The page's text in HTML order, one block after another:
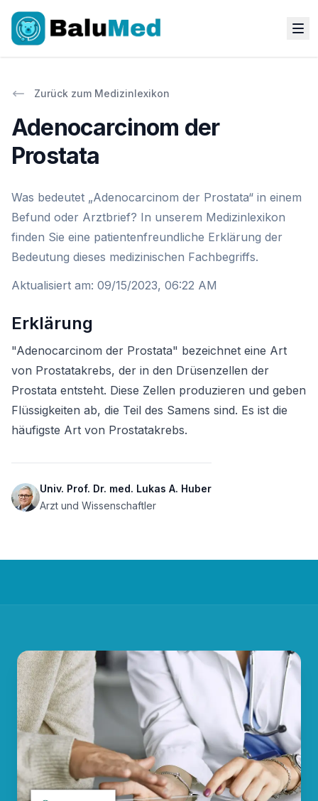
Zurück zum Medizinlexikon
Adenocarcinom der
Prostata
Was bedeutet „Adenocarcinom der Prostata“ in einem
Befund oder Arztbrief? In unserem Medizinlexikon
finden Sie eine patientenfreundliche Erklärung der
Bedeutung dieses medizinischen Fachbegriffs.
Aktualisiert am: 09/15/2023, 06:22 AM
Erklärung
"Adenocarcinom der Prostata" bezeichnet eine Art
von Prostatakrebs, der in den Drüsenzellen der
Prostata entsteht. Diese Zellen produzieren und geben
Flüssigkeiten ab, die Teil des Samens sind. Es ist die
häufigste Art von Prostatakrebs.
Univ. Prof. Dr. med. Lukas A. Huber
Arzt und Wissenschaftler